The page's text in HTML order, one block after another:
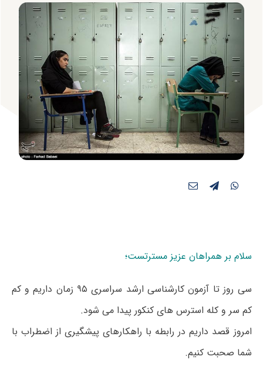
سلام بر همراهان عزیز مسترتست؛
سی روز تا آزمون کارشناسی ارشد سراسری ۹۵ زمان داریم و کم
کم سر و کله استرس های کنکور پیدا می شود.
امروز قصد داریم در رابطه با راهکارهای پیشگیری از اضطراب با
شما صحبت کنیم.